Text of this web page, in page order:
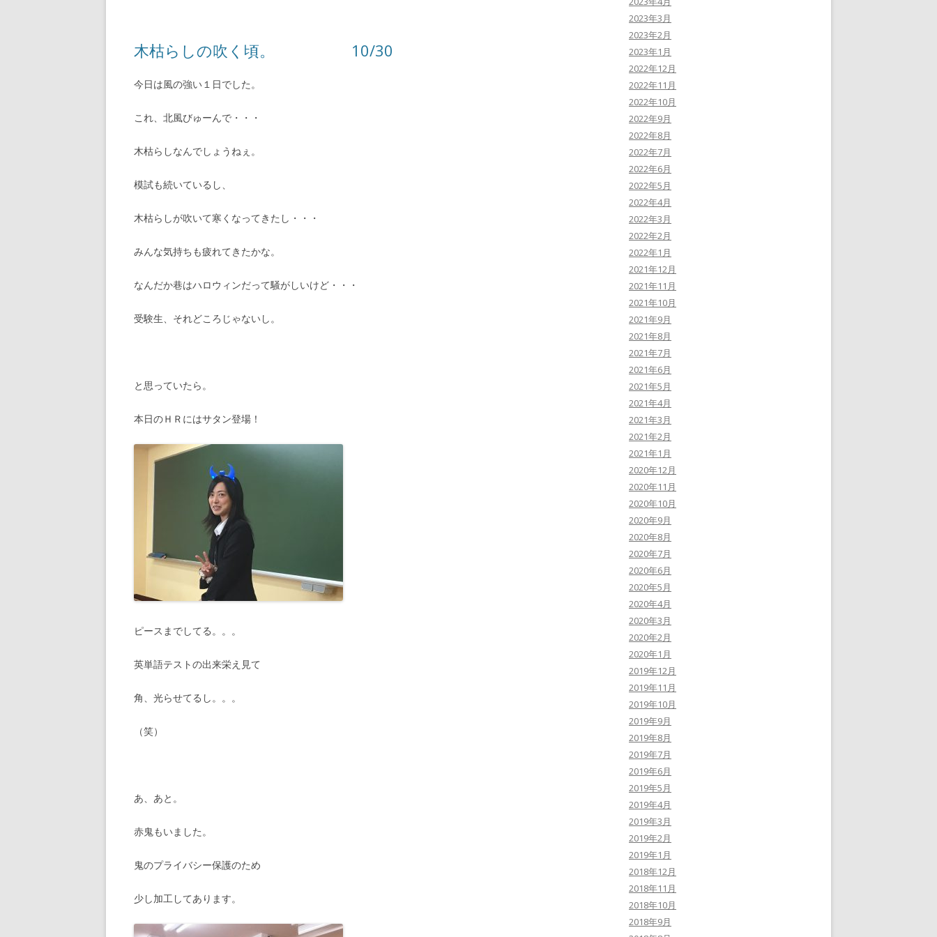
木枯らしの吹く頃。 10/30
今日は風の強い１日でした。
これ、北風びゅーんで・・・
木枯らしなんでしょうねぇ。
模試も続いているし、
木枯らしが吹いて寒くなってきたし・・・
みんな気持ちも疲れてきたかな。
なんだか巷はハロウィンだって騒がしいけど・・・
受験生、それどころじゃないし。
と思っていたら。
本日のＨＲにはサタン登場！
ピースまでしてる。。。
英単語テストの出来栄え見て
角、光らせてるし。。。
（笑）
あ、あと。
赤鬼もいました。
鬼のプライバシー保護のため
少し加工してあります。
2023年3月
2023年2月
2023年1月
2022年12月
2022年11月
2022年10月
2022年9月
2022年8月
2022年7月
2022年6月
2022年5月
2022年4月
2022年3月
2022年2月
2022年1月
2021年12月
2021年11月
2021年10月
2021年9月
2021年8月
2021年7月
2021年6月
2021年5月
2021年4月
2021年3月
2021年2月
2021年1月
2020年12月
2020年11月
2020年10月
2020年9月
2020年8月
2020年7月
2020年6月
2020年5月
2020年4月
2020年3月
2020年2月
2020年1月
2019年12月
2019年11月
2019年10月
2019年9月
2019年8月
2019年7月
2019年6月
2019年5月
2019年4月
2019年3月
2019年2月
2019年1月
2018年12月
2018年11月
2018年10月
2018年9月